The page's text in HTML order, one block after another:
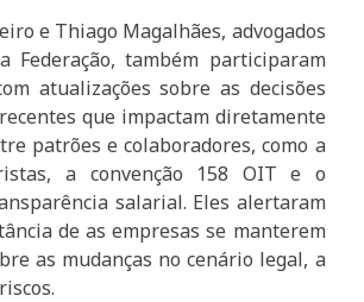
e Thiago Magalhães, advogados
Federação, também participaram
atualizações sobre as decisões
que impactam diretamente
patrões e colaboradores, como a
a convenção 158 OIT e o
salarial. Eles alertaram
de as empresas se manterem
as mudanças no cenário legal, a